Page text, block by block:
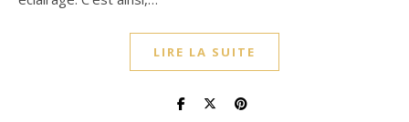
LIRE LA SUITE